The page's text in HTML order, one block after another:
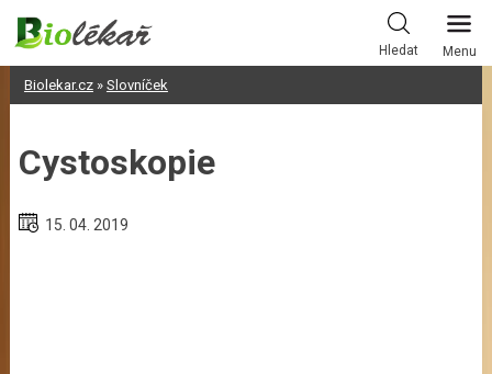
Skip
content
Hledat Menu
Biolekar.cz» Slovníček
Cystoskopie
15. 04. 2019